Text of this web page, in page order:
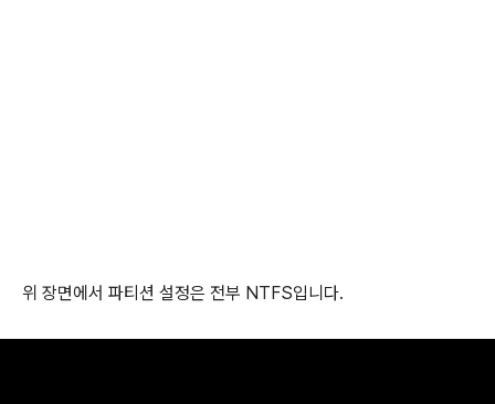
위 장면에서 파티션 설정은 전부 NTFS입니다.